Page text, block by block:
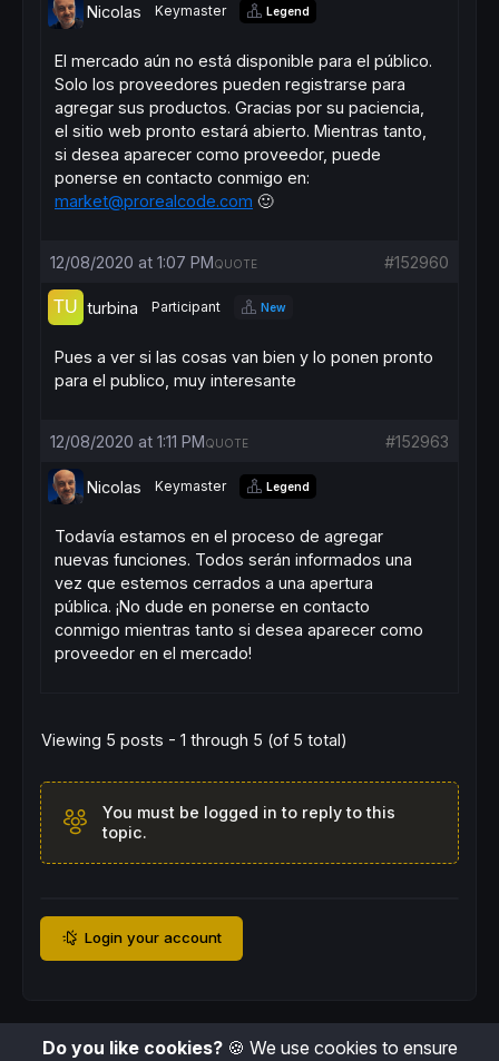
Nicolas Keymaster Legend
El mercado aún no está disponible para el público.
Solo los proveedores pueden registrarse para
agregar sus productos. Gracias por su paciencia,
el sitio web pronto estará abierto. Mientras tanto,
si desea aparecer como proveedor, puede
ponerse en contacto conmigo en:
market@prorealcode.com 🙂
12/08/2020 at 1:07 PM #152960
QUOTE
turbina Participant New
Pues a ver si las cosas van bien y lo ponen pronto
para el publico, muy interesante
12/08/2020 at 1:11 PM #152963
QUOTE
Nicolas Keymaster Legend
Todavía estamos en el proceso de agregar
nuevas funciones. Todos serán informados una
vez que estemos cerrados a una apertura
pública. ¡No dude en ponerse en contacto
conmigo mientras tanto si desea aparecer como
proveedor en el mercado!
Viewing 5 posts - 1 through 5 (of 5 total)
You must be logged in to reply to this
topic.
Login your account
Do you like cookies?🍪 We use cookies to ensure